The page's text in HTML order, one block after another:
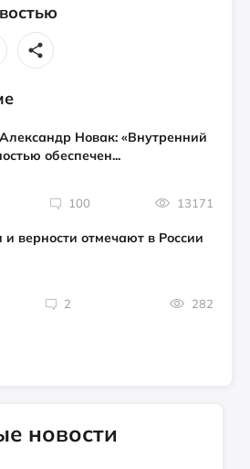
Новак: «Внутренний
обеспечен...
100 13171
верности отмечают в России
2 282
новости